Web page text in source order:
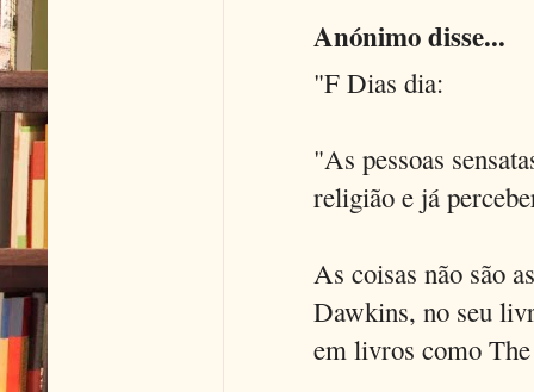
Anónimo disse...
"F Dias dia:
"As pessoas
religião e já
As coisas não são
Dawkins, no seu
em livros como